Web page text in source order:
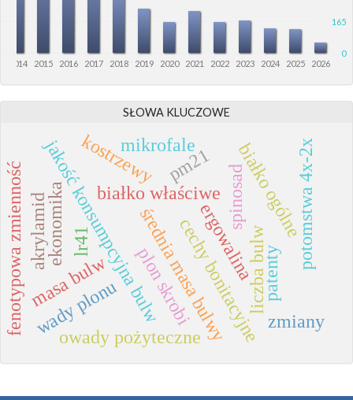
0
165
2014 2015 2016 2017 2018 2019 2020 2021 2022 2023 2024 2025 2026
SŁOWA KLUCZOWE
cechy bonitacyjne
białko właściwe
jakość konsumpcyjna bulw
owady pożyteczne
spinosad
plon skrobi
wady plonu liczba bulw
masa bulw średnia masa bulwy
białko ogólne
ekonomika potomstwa 4x-2x
fenotypowa zmienność ergowalina
kostrzewy
lr41
pm21
mikrofale
patenty
zmiany
akrylamid